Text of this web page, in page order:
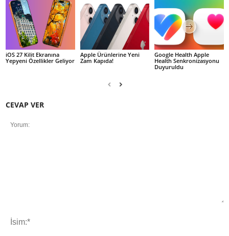
iOS 27 Kilit Ekranına
Yepyeni Özellikler Geliyor
Apple Ürünlerine Yeni
Zam Kapıda!
Google Health Apple
Health Senkronizasyonu
Duyuruldu
CEVAP VER